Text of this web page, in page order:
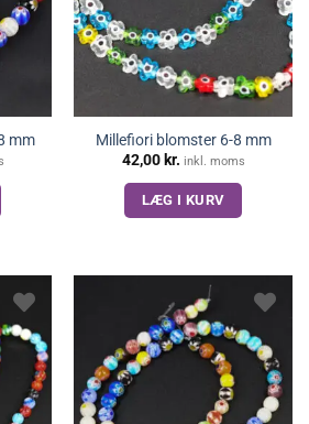
mm
Millefiori blomster 6-8 mm
42,00 kr. inkl. moms
LÆG I KURV